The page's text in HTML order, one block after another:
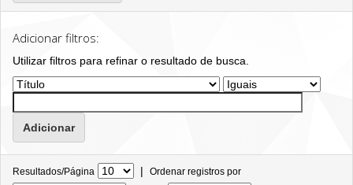
Adicionar filtros:
Utilizar filtros para refinar o resultado de busca.
Resultados/Página | Ordenar registros por